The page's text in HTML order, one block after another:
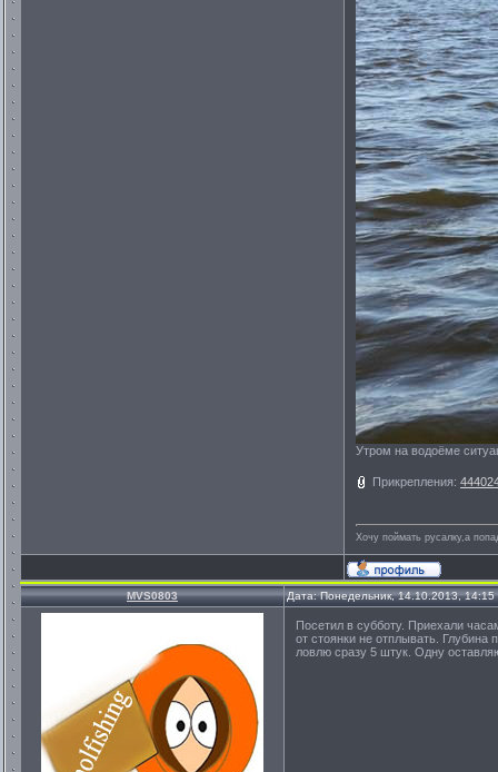
Утром на водоёме
Прикрепления:
Хочу поймать русалку,а
MVS0803 Дата: Понедельник, 14.10.2013,
Посетил в субботу. Приехали
от стоянки не отплывать.
ловлю сразу 5 штук. Одну